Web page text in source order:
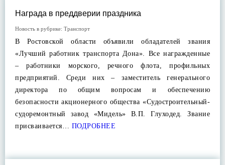
Награда в преддверии праздника
Новость в рубрике: Транспорт
В Ростовской области объявили обладателей звания
«Лучший работник транспорта Дона». Все награжденные
– работники морского, речного флота, профильных
предприятий. Среди них – заместитель генерального
директора по общим вопросам и обеспечению
безопасности акционерного общества «Судостроительный-
судоремонтный завод «Мидель» В.П. Глуходед. Звание
присваивается… ПОДРОБНЕЕ